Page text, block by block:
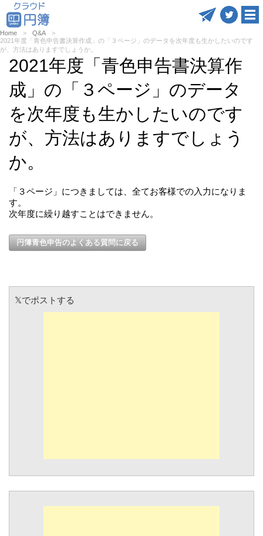
Home
Q&A
2021年度「青色申告書決算作成」の「３ページ」のデータを次年度も生かしたいのです
が、方法はありますでしょうか。
2021年度「青色申告書決算作
成」の「３ページ」のデータ
を次年度も生かしたいのです
が、方法はありますでしょう
か。
「３ページ」につきましては、全てお客様での入力になりま
す。
次年度に繰り越すことはできません。
円簿青色申告のよくある質問に戻る
𝕏でポストする